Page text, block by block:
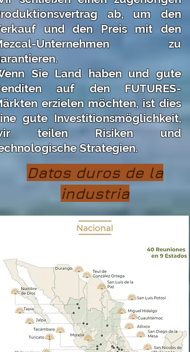
ab, um den
und den Preis mit den
Unternehmen zu
Sie Land haben und gute
auf den FUTURES-
erzielen möchten, ist dies
gute Investitionsmöglichkeit,
teilen Risiken und
Strategien.
Datos duros de la
industria